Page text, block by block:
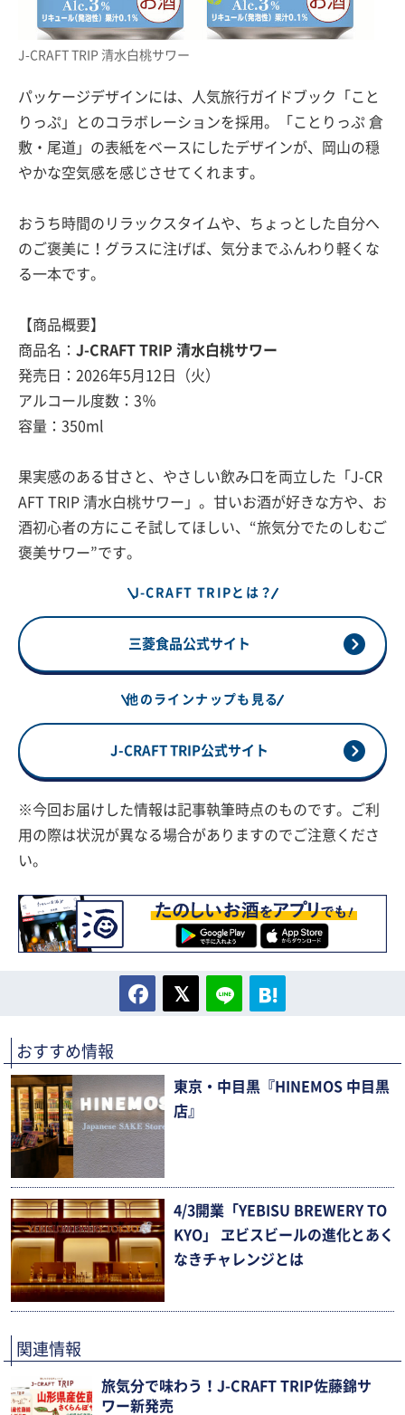
J-CRAFT TRIP 清水白桃サワー
パッケージデザインには、人気旅行ガイドブック「こと
りっぷ」とのコラボレーションを採用。「ことりっぷ 倉
敷・尾道」の表紙をベースにしたデザインが、岡山の穏
やかな空気感を感じさせてくれます。
おうち時間のリラックスタイムや、ちょっとした自分へ
のご褒美に！グラスに注げば、気分までふんわり軽くな
る一本です。
【商品概要】
商品名： J-CRAFT TRIP 清水白桃サワー
発売日：2026年5月12日（火）
アルコール度数：3％
容量：350ml
果実感のある甘さと、やさしい飲み口を両立した「J-CR
AFT TRIP 清水白桃サワー」。甘いお酒が好きな方や、お
酒初心者の方にこそ試してほしい、“旅気分でたのしむご
褒美サワー”です。
J-CRAFT TRIPとは？
三菱食品公式サイト
他のラインナップも見る
J-CRAFT TRIP公式サイト
※今回お届けした情報は記事執筆時点のものです。ご利
用の際は状況が異なる場合がありますのでご注意くださ
い。
おすすめ情報
東京・中目黒『HINEMOS 中目黒
店』
4/3開業「YEBISU BREWERY TO
KYO」 ヱビスビールの進化とあく
なきチャレンジとは
関連情報
旅気分で味わう！J-CRAFT TRIP佐藤錦サ
ワー新発売